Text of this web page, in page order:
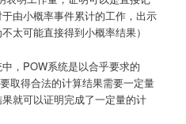
由小概率事件累计的工作，出示
太可能直接得到小概率结果）
，POW系统是以合乎要求的
取得合法的计算结果需要一定量
就可以证明完成了一定量的计